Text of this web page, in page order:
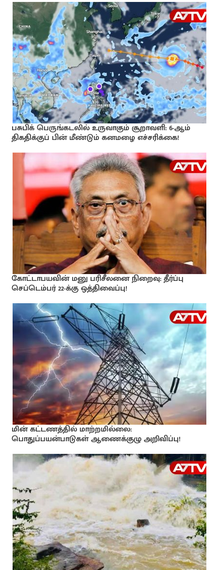
பசுபிக் பெருங்கடலில் உருவாகும் சூறாவளி: 6-ஆம்
திகதிக்குப் பின் மீண்டும் கனமழை எச்சரிக்கை!
கோட்டாபயவின் மனு பரிசீலனை நிறைவு: தீர்ப்பு
செப்டெம்பர் 22-க்கு ஒத்திவைப்பு!
மின் கட்டணத்தில் மாற்றமில்லை:
பொதுப்பயன்பாடுகள் ஆணைக்குழு அறிவிப்பு!